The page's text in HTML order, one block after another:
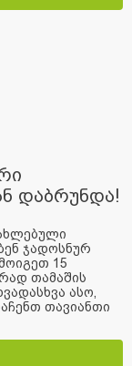
დაბრუნდა!
ჯადოსნურ
15
თამაშის
ასო,
თავიანთი